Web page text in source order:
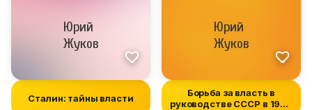
Сталин: тайны власти
Борьба за власть в
руководстве СССР в 1945